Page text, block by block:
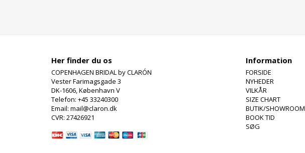
Her finder du os
COPENHAGEN BRIDAL by CLARÓN
Vester Farimagsgade 3
DK-1606, København V
Telefon: +45 33240300
Email: mail@claron.dk
CVR: 27426921
Information
FORSIDE
NYHEDER
VILKÅR
SIZE CHART
BUTIK/SHOWROOM
BOOK TID
SØG